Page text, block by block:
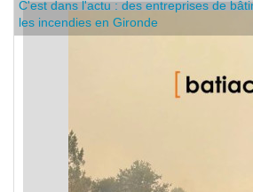
C'est dans l'actu : des entreprises de
les incendies en Gironde